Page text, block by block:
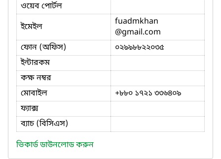
ওয়েব পোর্টল
ইমেইল
fuadmkhan
@gmail.com
ফোন (অফিস)
০২৯৯৮৮২২০৩৫
ইন্টারকম
কক্ষ নম্বর
মোবাইল
+৮৮০ ১৭২১ ৩৩৬৪০৯
ফ্যাক্স
ব্যাচ (বিসিএস)
ভিকার্ড ডাউনলোড করুন